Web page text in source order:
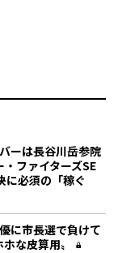
ーは長谷川岳参院
ファイターズSE
に必須の「稼ぐ
に市長選で負けて
な皮算用〟